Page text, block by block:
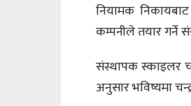
नियामक
कम्पनीले तयार गर्ने
संस्थापक स्काइलर
अनुसार भविष्यमा